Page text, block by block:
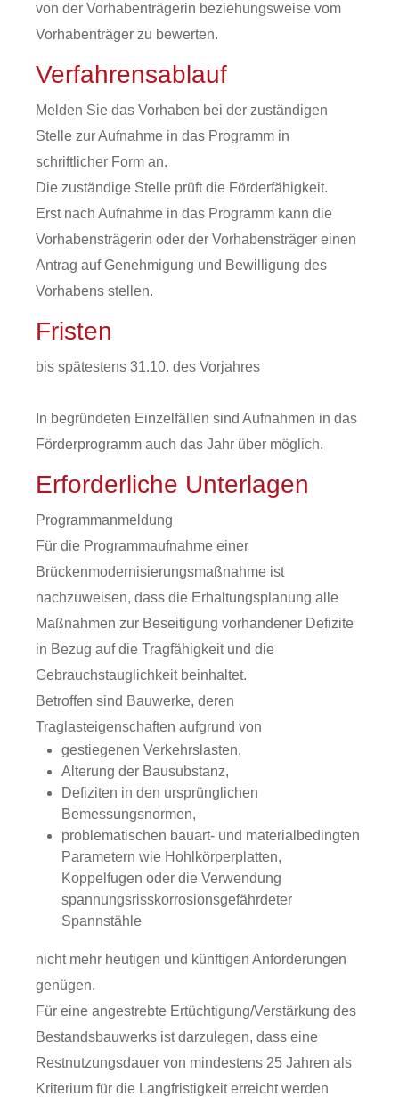
von der Vorhabenträgerin beziehungsweise vom
Vorhabenträger zu bewerten.
Verfahrensablauf
Melden Sie das Vorhaben bei der zuständigen
Stelle zur Aufnahme in das Programm in
schriftlicher Form an.
Die zuständige Stelle prüft die Förderfähigkeit.
Erst nach Aufnahme in das Programm kann die
Vorhabensträgerin oder der Vorhabensträger einen
Antrag auf Genehmigung und Bewilligung des
Vorhabens stellen.
Fristen
bis spätestens 31.10. des Vorjahres
In begründeten Einzelfällen sind Aufnahmen in das
Förderprogramm auch das Jahr über möglich.
Erforderliche Unterlagen
Programmanmeldung
Für die Programmaufnahme einer
Brückenmodernisierungsmaßnahme ist
nachzuweisen, dass die Erhaltungsplanung alle
Maßnahmen zur Beseitigung vorhandener Defizite
in Bezug auf die Tragfähigkeit und die
Gebrauchstauglichkeit beinhaltet.
Betroffen sind Bauwerke, deren
Traglasteigenschaften aufgrund von
gestiegenen Verkehrslasten,
Alterung der Bausubstanz,
Defiziten in den ursprünglichen
Bemessungsnormen,
problematischen bauart- und materialbedingten
Parametern wie Hohlkörperplatten,
Koppelfugen oder die Verwendung
spannungsrisskorrosionsgefährdeter
Spannstähle
nicht mehr heutigen und künftigen Anforderungen
genügen.
Für eine angestrebte Ertüchtigung/Verstärkung des
Bestandsbauwerks ist darzulegen, dass eine
Restnutzungsdauer von mindestens 25 Jahren als
Kriterium für die Langfristigkeit erreicht werden